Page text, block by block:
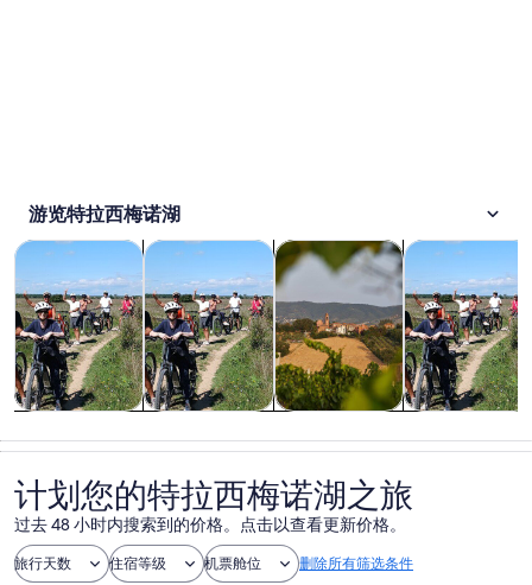
游览特拉西梅诺湖
观光一日游 在新标签页中打开
户外探险 在新标签页中打开
餐饮和夜生活在新标签页中打
旅
私人和定制之
计划您的特拉西梅诺湖之旅
过去 48 小时内搜索到的价格。点击以查看更新价格。
旅行天数 住宿等级 机票舱位 删除所有筛选条件